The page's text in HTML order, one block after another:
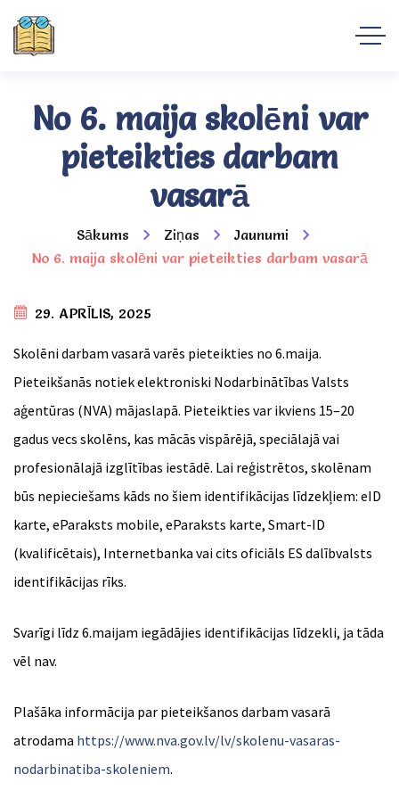
No 6. maija skolēni var
pieteikties darbam
vasarā
Sākums Ziņas
Jaunumi
No 6. maija skolēni var pieteikties darbam vasarā
29. APRĪLIS, 2025
Skolēni darbam vasarā varēs pieteikties no 6.maija.
Pieteikšanās notiek elektroniski Nodarbinātības Valsts
aģentūras (NVA) mājaslapā. Pieteikties var ikviens 15–20
gadus vecs skolēns, kas mācās vispārējā, speciālajā vai
profesionālajā izglītības iestādē. Lai reģistrētos, skolēnam
būs nepieciešams kāds no šiem identifikācijas līdzekļiem: eID
karte, eParaksts mobile, eParaksts karte, Smart-ID
(kvalificētais), Internetbanka vai cits oficiāls ES dalībvalsts
identifikācijas rīks.
Svarīgi līdz 6.maijam iegādājies identifikācijas līdzekli, ja tāda
vēl nav.
Plašāka informācija par pieteikšanos darbam vasarā
atrodama https://www.nva.gov.lv/lv/skolenu-vasaras-
nodarbinatiba-skoleniem.